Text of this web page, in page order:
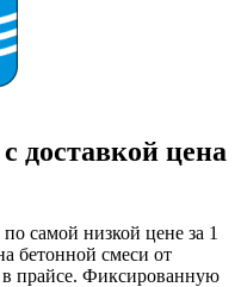
доставкой цена
самой низкой цене за 1
бетонной смеси от
в прайсе. Фиксированную